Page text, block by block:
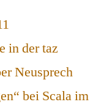
in der taz
Neusprech
bei Scala im